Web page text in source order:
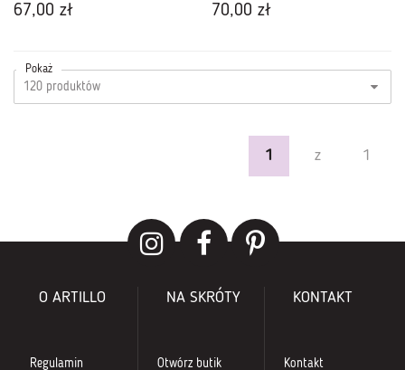
67,00 zł 70,00 zł
Pokaż
1 z 1
O ARTILLO
Regulamin
NA SKRÓTY
Otwórz butik
KONTAKT
Kontakt